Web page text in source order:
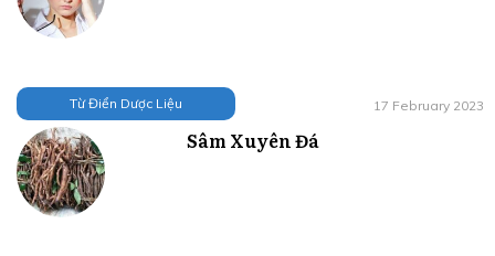
Từ Điển Dược Liệu 17 February 2023
Sâm Xuyên Đá